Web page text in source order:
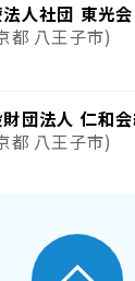
法人社団 東光
都 八王子市)
団法人 仁和
都 八王子市)